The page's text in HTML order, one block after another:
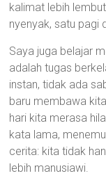
kalimat lebih
nyenyak, satu pagi
Saya juga belajar
adalah tugas
instan, tidak ada
baru membawa
hari kita merasa
kata lama,
cerita: kita tidak
lebih manusiawi.